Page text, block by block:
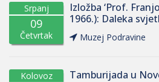
Srpanj
09
Četvrtak
Izložba ‘Prof.
1966.): Daleka
Muzej Podravine
Kolovoz Tamburijada u